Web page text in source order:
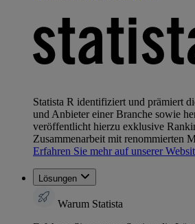
Statista R identifiziert und prämiert
und Anbieter einer Branche sowie
veröffentlicht hierzu exklusive
Zusammenarbeit mit renommierten
Erfahren Sie mehr auf unserer
Lösungen
Warum Statista